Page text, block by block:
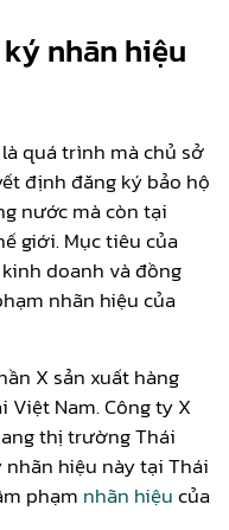
nhãn hiệu
quá trình mà chủ sở
định đăng ký bảo hộ
nước mà còn tại
giới. Mục tiêu của
doanh và đồng
nhãn hiệu của
X sản xuất hàng
Nam. Công ty X
thị trường Thái
nhãn hiệu này tại Thái
phạm nhãn hiệucủa